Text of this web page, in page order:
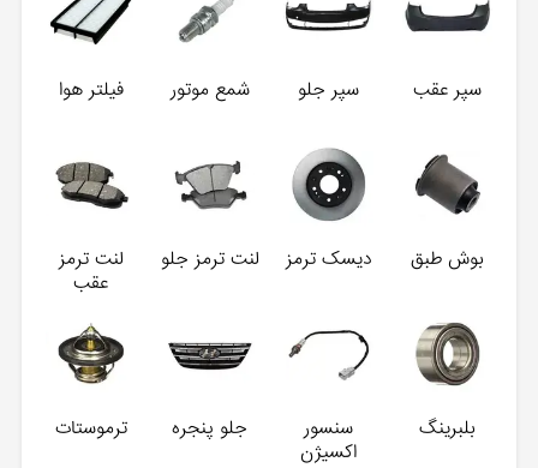
سپر عقب سپر جلو شمع موتور فیلتر هوا
بوش طبق دیسک ترمز لنت ترمز جلو
لنت ترمز
عقب
بلبرینگ
سنسور
اکسیژن
جلو پنجره ترموستات